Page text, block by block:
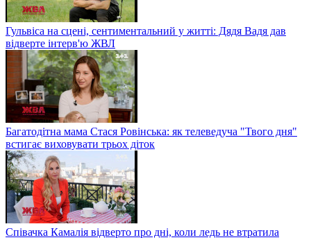
Гульвіса на сцені, сентиментальний у житті: Дядя Вадя дав
відверте інтерв'ю ЖВЛ
Багатодітна мама Стася Ровінська: як телеведуча "Твого дня"
встигає виховувати трьох діток
Співачка Камалія відверто про дні, коли ледь не втратила